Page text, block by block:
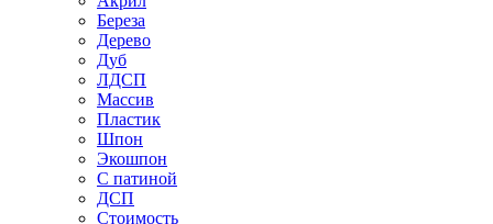
Береза
Дерево
Дуб
ЛДСП
Массив
Пластик
Шпон
Экошпон
С патиной
ДСП
Стоимость